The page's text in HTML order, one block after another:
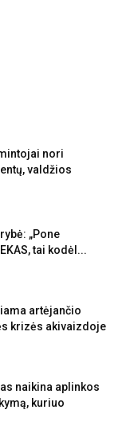
nori
valdžios
„Pone
tai kodėl...
artėjančio
krizės akivaizdoje
naikina aplinkos
kuriuo